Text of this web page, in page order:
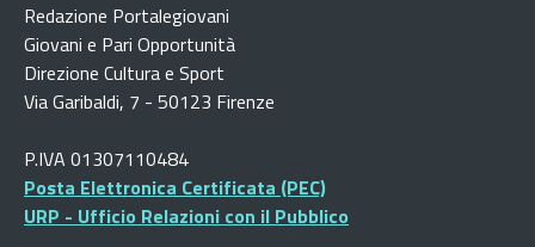
Redazione Portalegiovani
Giovani e Pari Opportunità
Direzione Cultura e Sport
Via Garibaldi, 7 - 50123 Firenze
P.IVA 01307110484
Posta Elettronica Certificata (PEC)
URP - Ufficio Relazioni con il Pubblico